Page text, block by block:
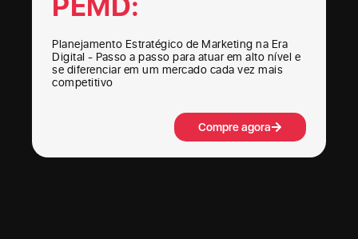
Planejamento Estratégico de Marketing na Era
Digital - Passo a passo para atuar em alto nível e
se diferenciar em um mercado cada vez mais
competitivo
Compre agora